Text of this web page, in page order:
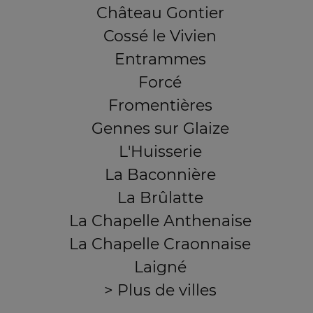
Château Gontier
Cossé le Vivien
Entrammes
Forcé
Fromentières
Gennes sur Glaize
L'Huisserie
La Baconnière
La Brûlatte
La Chapelle Anthenaise
La Chapelle Craonnaise
Laigné
> Plus de villes